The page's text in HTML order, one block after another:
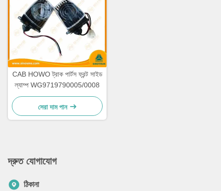
CAB HOWO ট্রাক পার্টস ফ্রন্ট সাইড
ল্যাম্প WG9719790005/0008
সেরা দাম পান
দ্রুত যোগাযোগ
ঠিকানা